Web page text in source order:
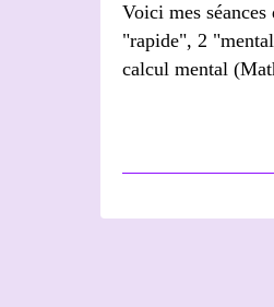
Voici mes
"rapide", 2
calcul mental